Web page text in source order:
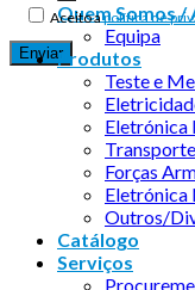
Aceito apolítica de
Quem Somos /
Equipa
Produtos
Teste e
Eletrónica
Forças
Eletrónica
Outros/
Catálogo
Serviços